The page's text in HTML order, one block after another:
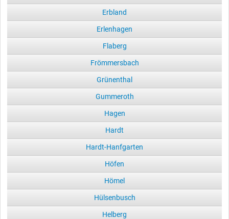
Erbland
Erlenhagen
Flaberg
Frömmersbach
Grünenthal
Gummeroth
Hagen
Hardt
Hardt-Hanfgarten
Höfen
Hömel
Hülsenbusch
Helberg